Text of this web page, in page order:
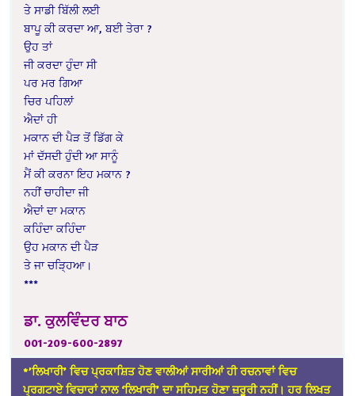
ਤੇ ਸਾਡੀ ਬਿੱਲੀ ਲਈ
ਬਾਪੂ ਕੀ ਕਰਦਾ ਆ, ਬਈ ਤੇਰਾ ?
ਉਹ ਤਾਂ
ਜੀ ਕਰਦਾ ਹੁੰਦਾ ਸੀ
ਪਰ ਮਰ ਗਿਆ
ਚਿਰ ਪਹਿਲਾਂ
ਐਦਾਂ ਹੀ
ਮਕਾਨ ਦੀ ਪੈੜ ਤੋਂ ਡਿੱਗ ਕੇ
ਮਾਂ ਦੱਸਦੀ ਹੁੰਦੀ ਆ ਸਾਨੂੰ
ਮੈਂ ਕੀ ਕਰਨਾ ਇਹ ਮਕਾਨ ?
ਨਹੀਂ ਚਾਹੀਦਾ ਜੀ
ਐਦਾਂ ਦਾ ਮਕਾਨ
ਕਹਿੰਦਾ ਕਹਿੰਦਾ
ਉਹ ਮਕਾਨ ਦੀ ਪੈੜ
ਤੇ ਜਾ ਚੜ੍ਹਿਆ।
***
ਡਾ. ਕੁਲਵਿੰਦਰ ਬਾਠ
001-209-600-2897
*’ਲਿਖਾਰੀ’ ਵਿਚ ਪ੍ਰਕਾਸ਼ਿਤ ਹੋਣ ਵਾਲੀਆਂ ਸਾਰੀਆਂ ਹੀ ਰਚਨਾਵਾਂ ਵਿਚ
ਪ੍ਰਗਟਾਏ ਵਿਚਾਰਾਂ ਨਾਲ ‘ਲਿਖਾਰੀ’ ਦਾ ਸਹਿਮਤ ਹੋਣਾ ਜ਼ਰੂਰੀ ਨਹੀਂ। ਹਰ ਲਿਖਤ